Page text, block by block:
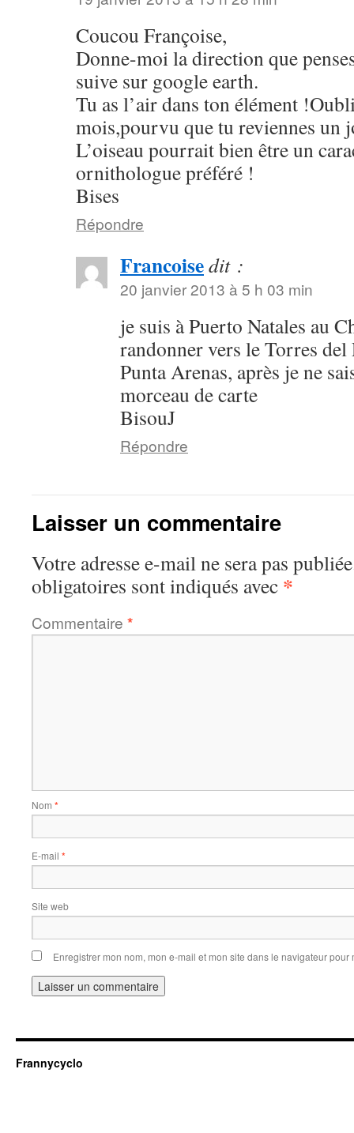
Coucou Françoise,
Donne-moi la direction que
suive sur google earth.
Tu as l’air dans ton élément
mois,pourvu que tu reviennes
L’oiseau pourrait bien être un
ornithologue préféré !
Bises
Répondre
Francoisedit :
20 janvier 2013 à 5 h 03 min
je suis à Puerto Natales au
randonner vers le Torres del
Punta Arenas, après je ne
morceau de carte
BisouJ
Répondre
Laisser un commentaire
Votre adresse e-mail ne sera pas
obligatoires sont indiqués avec *
Commentaire *
Nom *
E-mail *
Site web
Enregistrer mon nom, mon e-mail et mon site dans le navigateur
Frannycyclo